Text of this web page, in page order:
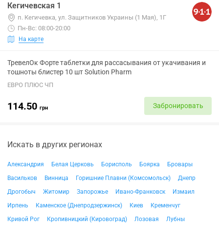
Кегичевская 1
п. Кегичевка, ул. Защитников Украины (1 Мая), 1Г
Пн-Вс: 08:00-20:00
На карте
ТревелОк Форте таблетки для рассасывания от укачивания и
тошноты блистер 10 шт Solution Pharm
ЕВРО ПЛЮС ЧП
114.50 грн Забронировать
Искать в других регионах
Александрия Белая Церковь Борисполь Боярка
Бровары
Васильков
Винница Горишние Плавни (Комсомольск)
Днепр
Дрогобыч
Житомир Запорожье Ивано-Франковск
Измаил
Ирпень
Каменское (Днепродзержинск) Киев
Кременчуг
Кривой Рог
Кропивницкий (Кировоград) Лозовая
Лубны